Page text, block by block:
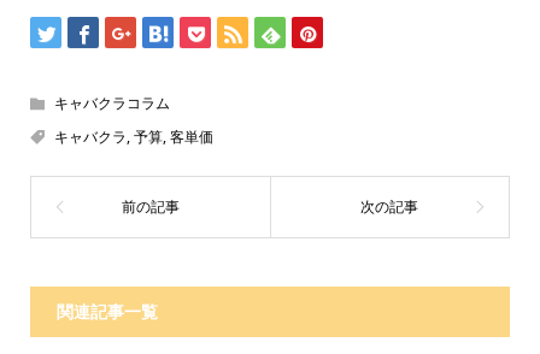
キャバクラコラム
キャバクラ,予算,客単価
関連記事一覧